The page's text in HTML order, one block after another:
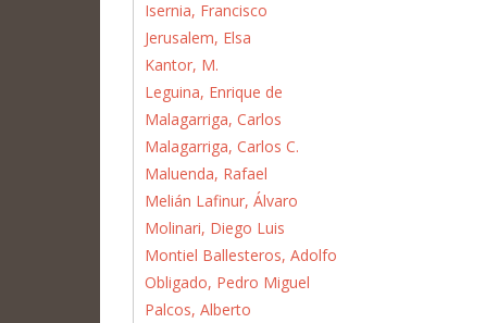
Isernia, Francisco
Jerusalem, Elsa
Kantor, M.
Leguina, Enrique de
Malagarriga, Carlos
Malagarriga, Carlos C.
Maluenda, Rafael
Melián Lafinur, Álvaro
Molinari, Diego Luis
Montiel Ballesteros, Adolfo
Obligado, Pedro Miguel
Palcos, Alberto